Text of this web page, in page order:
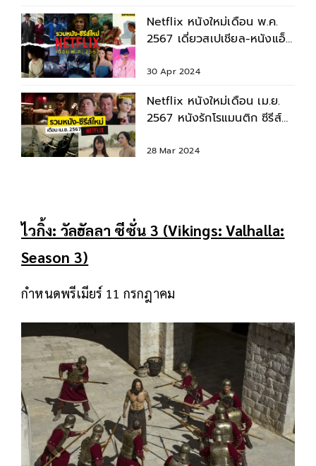
Netflix หนังใหม่เดือน พ.ค.
2567 เดี่ยวสเปเชียล-หนังแอ็
30 Apr 2024
Netflix หนังใหม่เดือน เม.ย.
2567 หนังรักโรแมนติก ซีรีส์
28 Mar 2024
ไวกิ้ง: วัลฮัลลา ซีซั่น 3 (Vikings: Valhalla:
Season 3)
กำหนดพรีเมียร์ 11 กรกฎาคม